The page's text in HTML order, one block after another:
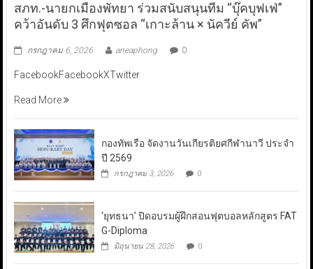
สภท.-นายกเมืองพัทยา ร่วมสนับสนุนทีม “บุ๊คบุฟเฟ่”
คว้าอันดับ 3 ศึกฟุตซอล “เกาะล้าน × นัควีย์ คัพ”
กรกฎาคม 6, 2026 aneaphong 0
FacebookFacebookXTwitter
Read More
กองทัพเรือ จัดงานวันเกียรติยศกีฬานาวี ประจำ
ปี 2569
กรกฎาคม 3, 2026 0
‘ยุทธนา’ ปิดอบรมผู้ฝึกสอนฟุตบอลหลักสูตร FAT
G-Diploma
มิถุนายน 28, 2026 0